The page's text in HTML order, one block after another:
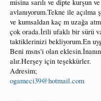
misina sarılı ve dipte kurşun
avlanıyorum.Tekne ile açılma
ve kumsaldan kaç m uzağa
çok orada.İrili ufaklı bir sürü
taktiklerinizi bekliyorum.En
Beni msns'i olan
alır.Herşey için teşekkürler.
Adresim;
ogameci39@hotmail.com